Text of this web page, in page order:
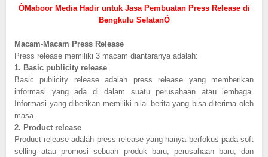
ÒMaboor Media Hadir untuk Jasa Pembuatan Press Release di
Bengkulu SelatanÓ
Macam-Macam Press Release
Press release memiliki 3 macam diantaranya adalah:
1. Basic publicity release
Basic publicity release adalah press release yang memberikan
informasi yang ada di dalam suatu perusahaan atau lembaga.
Informasi yang diberikan memiliki nilai berita yang bisa diterima oleh
masa.
2. Product release
Product release adalah press release yang hanya berfokus pada soft
selling atau promosi sebuah produk baru, perusahaan baru, dan